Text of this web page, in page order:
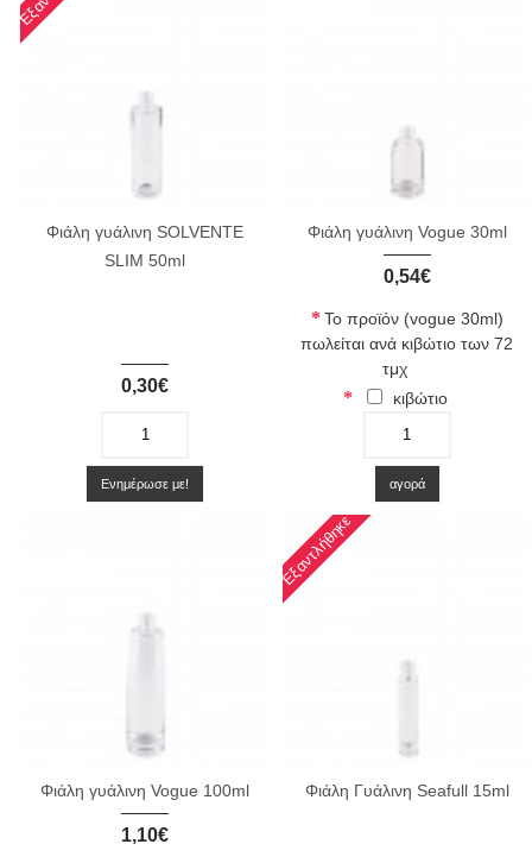
Φιάλη γυάλινη SOLVENTE
SLIM 50ml
0,30€
Ενημέρωσε με!
Φιάλη γυάλινη Vogue 30ml
0,54€
Το προϊόν (vogue 30ml)
πωλείται ανά κιβώτιο των 72
τμχ
κιβώτιο
αγορά
Φιάλη γυάλινη Vogue 100ml
1,10€
Εξαντλήθηκε
Φιάλη Γυάλινη Seafull 15ml